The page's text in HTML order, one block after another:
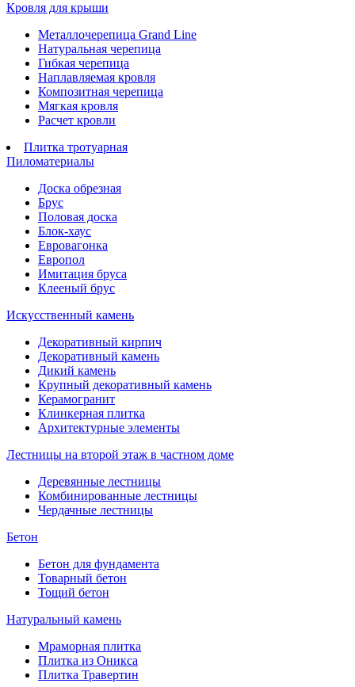
Кровля для крыши
Металлочерепица Grand Line
Натуральная черепица
Гибкая черепица
Наплавляемая кровля
Композитная черепица
Мягкая кровля
Расчет кровли
Плитка тротуарная
Пиломатериалы
Доска обрезная
Брус
Половая доска
Блок-хаус
Евровагонка
Европол
Имитация бруса
Клееный брус
Искусственный камень
Декоративный кирпич
Декоративный камень
Дикий камень
Крупный декоративный камень
Керамогранит
Клинкерная плитка
Архитектурные элементы
Лестницы на второй этаж в частном доме
Деревянные лестницы
Комбинированные лестницы
Чердачные лестницы
Бетон
Бетон для фундамента
Товарный бетон
Тощий бетон
Натуральный камень
Мраморная плитка
Плитка из Оникса
Плитка Травертин